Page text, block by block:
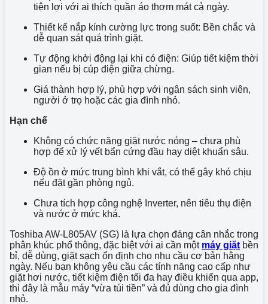
tiện lợi với ai thích quần áo thơm mát cả ngày.
Thiết kế nắp kính cường lực trong suốt: Bền chắc và
dễ quan sát quá trình giặt.
Tự động khởi động lại khi có điện: Giúp tiết kiệm thời
gian nếu bị cúp điện giữa chừng.
Giá thành hợp lý, phù hợp với ngân sách sinh viên,
người ở trọ hoặc các gia đình nhỏ.
Hạn chế
Không có chức năng giặt nước nóng – chưa phù
hợp để xử lý vết bẩn cứng đầu hay diệt khuẩn sâu.
Độ ồn ở mức trung bình khi vắt, có thể gây khó chịu
nếu đặt gần phòng ngủ.
Chưa tích hợp công nghệ Inverter, nên tiêu thụ điện
và nước ở mức khá.
Toshiba AW-L805AV (SG) là lựa chọn đáng cân nhắc trong
phân khúc phổ thông, đặc biệt với ai cần một máy giặt bền
bỉ, dễ dùng, giặt sạch ổn định cho nhu cầu cơ bản hằng
ngày. Nếu bạn không yêu cầu các tính năng cao cấp như
giặt hơi nước, tiết kiệm điện tối đa hay điều khiển qua app,
thì đây là mẫu máy “vừa túi tiền” và đủ dùng cho gia đình
nhỏ.